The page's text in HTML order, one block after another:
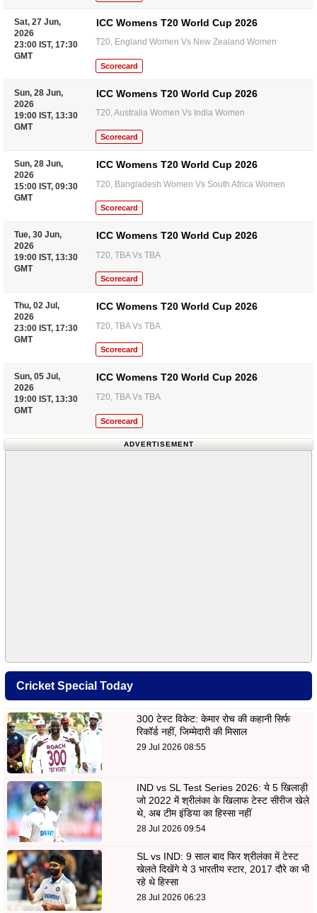
Sat, 27 Jun,
2026
23:00 IST, 17:30
GMT
ICC Womens T20 World Cup 2026
T20, England Women Vs New Zealand Women
Scorecard
Sun, 28 Jun,
2026
19:00 IST, 13:30
GMT
ICC Womens T20 World Cup 2026
T20, Australia Women Vs India Women
Scorecard
Sun, 28 Jun,
2026
15:00 IST, 09:30
GMT
ICC Womens T20 World Cup 2026
T20, Bangladesh Women Vs South Africa Women
Scorecard
Tue, 30 Jun,
2026
19:00 IST, 13:30
GMT
ICC Womens T20 World Cup 2026
T20, TBA Vs TBA
Scorecard
Thu, 02 Jul,
2026
23:00 IST, 17:30
GMT
ICC Womens T20 World Cup 2026
T20, TBA Vs TBA
Scorecard
Sun, 05 Jul,
2026
19:00 IST, 13:30
GMT
ICC Womens T20 World Cup 2026
T20, TBA Vs TBA
Scorecard
ADVERTISEMENT
Cricket Special Today
300 टेस्ट विकेट: केमार रोच की कहानी सिर्फ
रिकॉर्ड नहीं, जिम्मेदारी की मिसाल
29 Jul 2026 08:55
IND vs SL Test Series 2026: ये 5 खिलाड़ी
जो 2022 में श्रीलंका के खिलाफ टेस्ट सीरीज खेले
थे, अब टीम इंडिया का हिस्सा नहीं
28 Jul 2026 09:54
SL vs IND: 9 साल बाद फिर श्रीलंका में टेस्ट
खेलते दिखेंगे ये 3 भारतीय स्टार, 2017 दौरे का भी
रहे थे हिस्सा
28 Jul 2026 06:23